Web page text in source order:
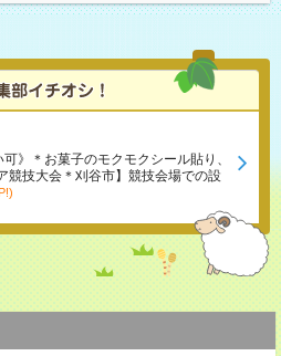
可》＊お菓子のモクモクシール貼り、
競技大会＊刈谷市】競技会場での設